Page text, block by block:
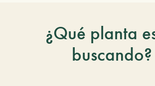
¿Qué planta
buscando?